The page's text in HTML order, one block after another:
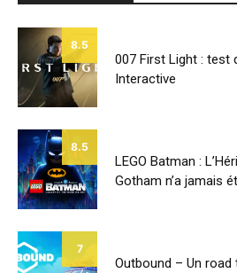
8.5
007 First Light : test
Interactive
8.5
LEGO Batman :
Gotham n’a jamais
7
Outbound – Un